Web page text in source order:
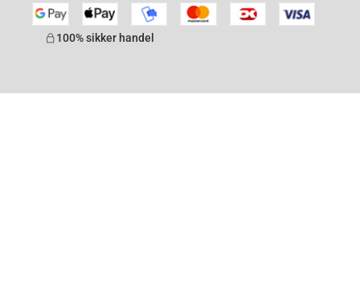
100% sikker handel